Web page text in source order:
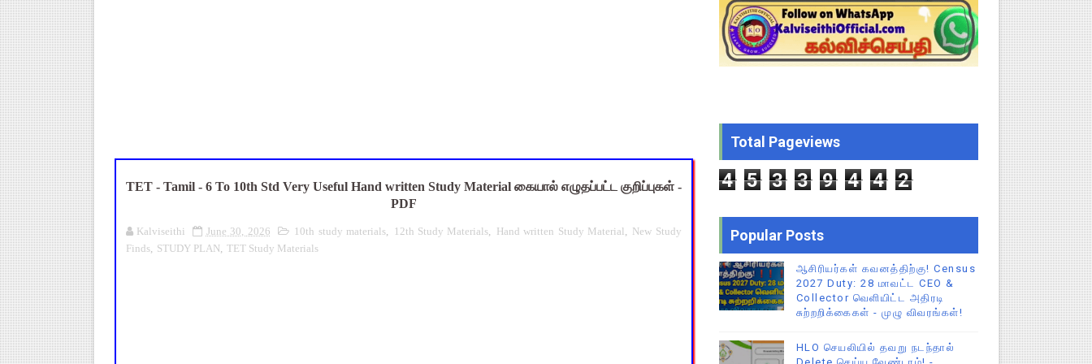
UGTRB English Unit 4 Important Questions with Answers PDF Download | ஆசிரியர் தேர்வு குறிப்புகள்
TN Teachers Leave Rules: மருத்துவ விடுப்பு எடுக்கும் ஆசிரியர்களுக்கு ஈட்டிய விடுப்பு கணக்கீடு – புதிய தெளிவுரை: முக்கிய செயல்முறைகள் வெளியீடு!
TET - Tamil - 6 To 10th Std Very Useful Hand written Study Material கையால் எழுதப்பட்ட குறிப்புகள் -
PDF
Kalviseithi June 30, 2026 10th study materials, 12th Study Materials, Hand written Study Material, New Study
Finds, STUDY PLAN, TET Study Materials
Total Pageviews
4 5 3 3 9 4 4 2
Popular Posts
ஆசிரியர்கள் கவனத்திற்கு! Census
2027 Duty: 28 மாவட்ட CEO &
Collector வெளியிட்ட அதிரடி
சுற்றறிக்கைகள் - முழு விவரங்கள்!
HLO செயலியில் தவறு நடந்தால்